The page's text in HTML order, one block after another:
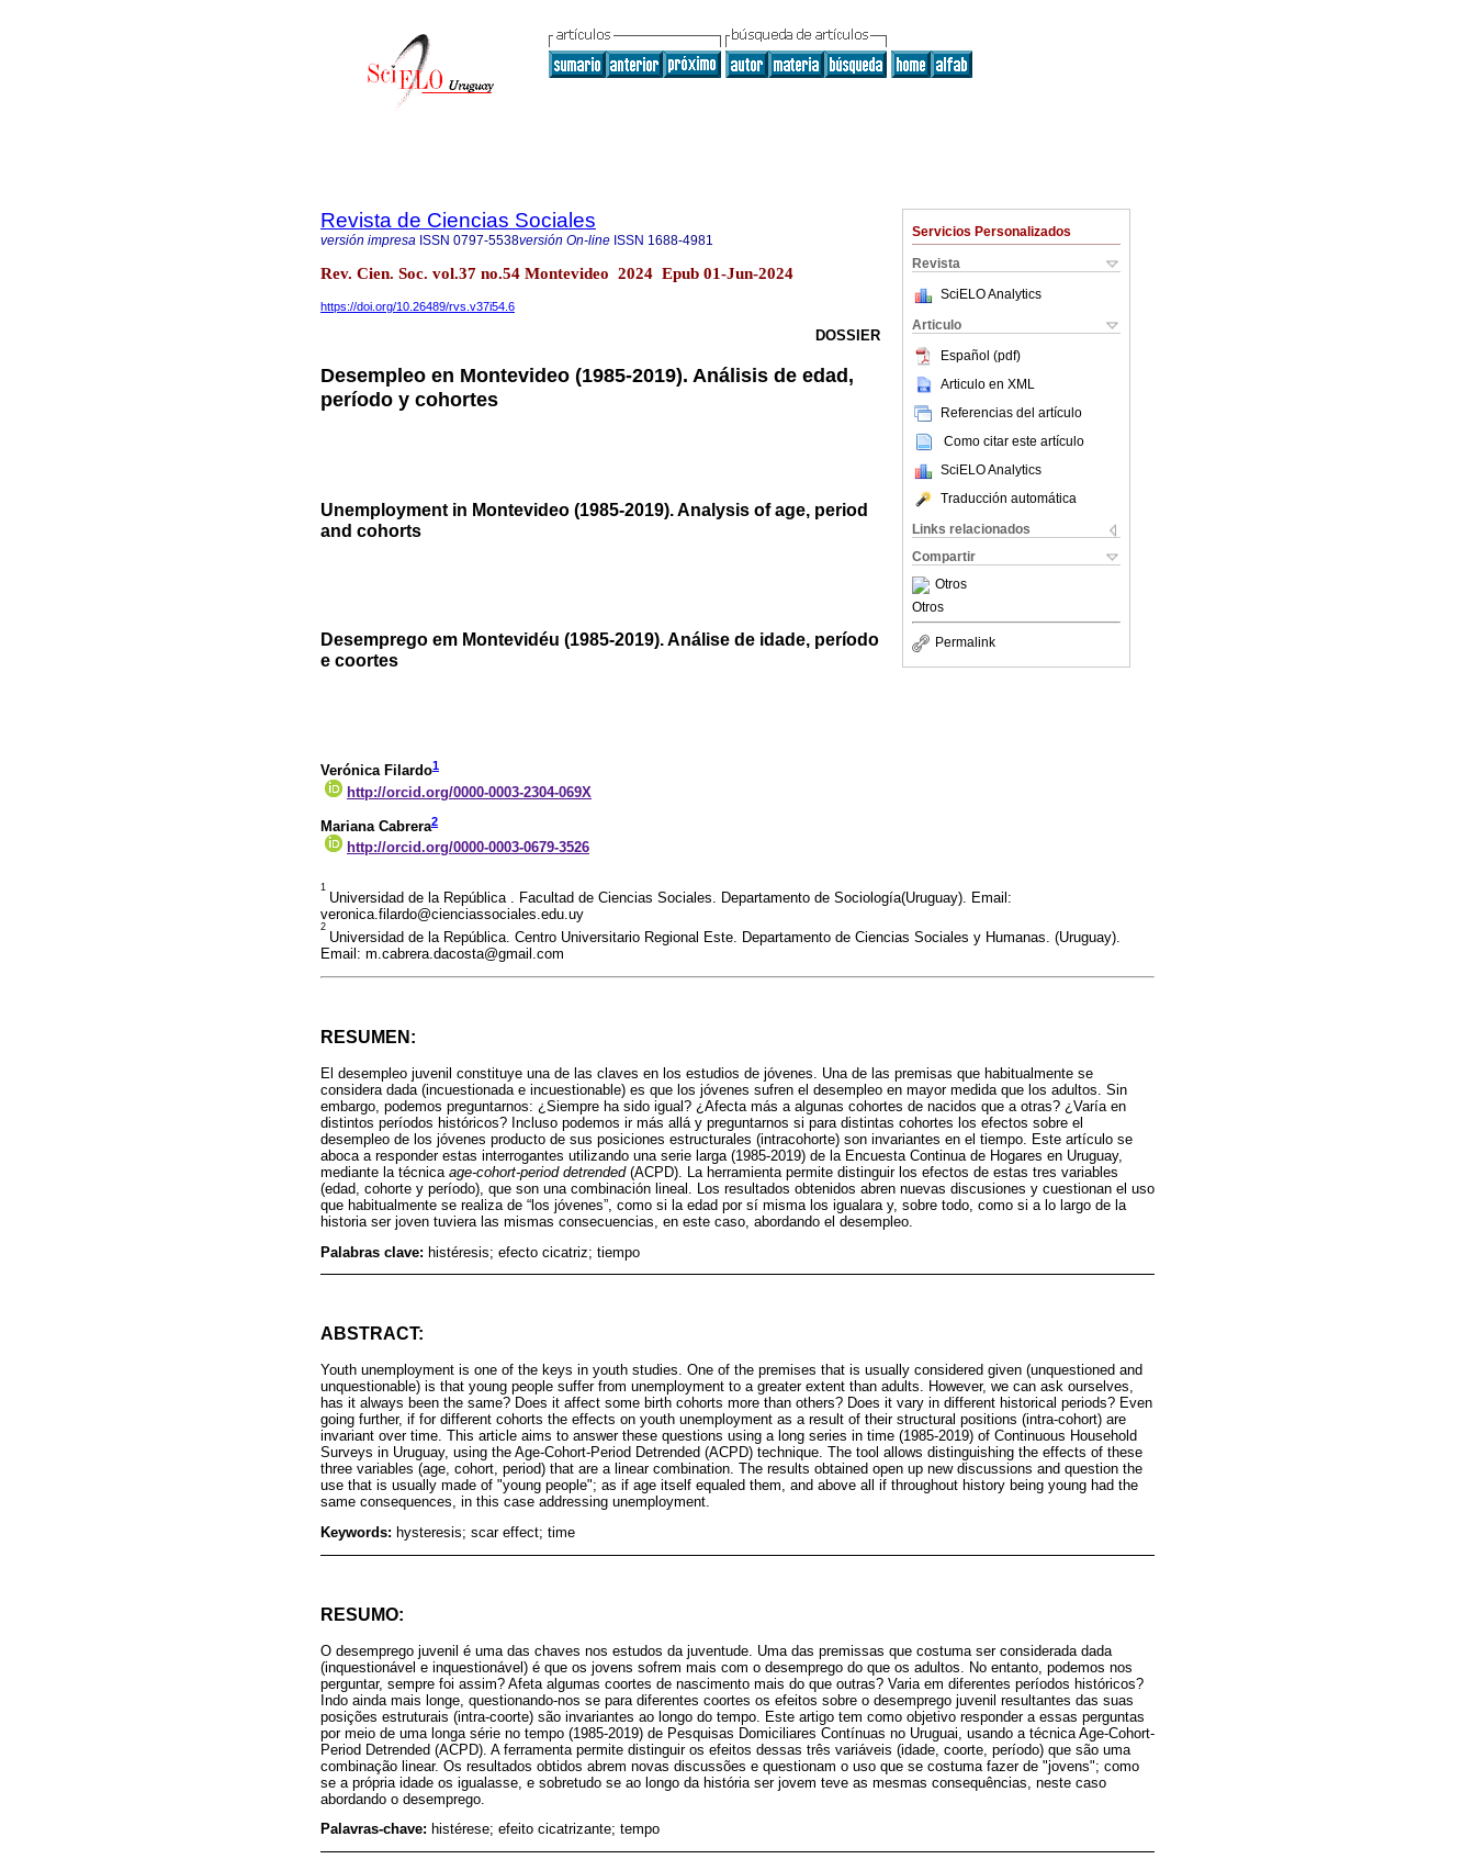
Servicios Personalizados
Revista
SciELO Analytics
Articulo
Español (pdf)
Articulo en XML
Referencias del artículo
Como citar este artículo
SciELO Analytics
Traducción automática
Links relacionados
Compartir
Otros
Otros
Permalink
Revista de Ciencias Sociales
versión impresa ISSN 0797-5538versión On-line ISSN 1688-4981
Rev. Cien. Soc. vol.37 no.54 Montevideo 2024 Epub 01-Jun-2024
https://doi.org/10.26489/rvs.v37i54.6
DOSSIER
Desempleo en Montevideo (1985-2019). Análisis de edad,
período y cohortes
Unemployment in Montevideo (1985-2019). Analysis of age, period
and cohorts
Desemprego em Montevidéu (1985-2019). Análise de idade, período
e coortes
Verónica Filardo1
http://orcid.org/0000-0003-2304-069X
Mariana Cabrera2
http://orcid.org/0000-0003-0679-3526
1
Universidad de la República . Facultad de Ciencias Sociales. Departamento de Sociología(Uruguay). Email:
veronica.filardo@cienciassociales.edu.uy
2
Universidad de la República. Centro Universitario Regional Este. Departamento de Ciencias Sociales y Humanas. (Uruguay).
Email: m.cabrera.dacosta@gmail.com
RESUMEN:
El desempleo juvenil constituye una de las claves en los estudios de jóvenes. Una de las premisas que habitualmente se
considera dada (incuestionada e incuestionable) es que los jóvenes sufren el desempleo en mayor medida que los adultos. Sin
embargo, podemos preguntarnos: ¿Siempre ha sido igual? ¿Afecta más a algunas cohortes de nacidos que a otras? ¿Varía en
distintos períodos históricos? Incluso podemos ir más allá y preguntarnos si para distintas cohortes los efectos sobre el
desempleo de los jóvenes producto de sus posiciones estructurales (intracohorte) son invariantes en el tiempo. Este artículo se
aboca a responder estas interrogantes utilizando una serie larga (1985-2019) de la Encuesta Continua de Hogares en Uruguay,
mediante la técnica age-cohort-period detrended(ACPD). La herramienta permite distinguir los efectos de estas tres variables
(edad, cohorte y período), que son una combinación lineal. Los resultados obtenidos abren nuevas discusiones y cuestionan el uso
que habitualmente se realiza de “los jóvenes”, como si la edad por sí misma los igualara y, sobre todo, como si a lo largo de la
historia ser joven tuviera las mismas consecuencias, en este caso, abordando el desempleo.
Palabras clave: histéresis; efecto cicatriz; tiempo
ABSTRACT:
Youth unemployment is one of the keys in youth studies. One of the premises that is usually considered given (unquestioned and
unquestionable) is that young people suffer from unemployment to a greater extent than adults. However, we can ask ourselves,
has it always been the same? Does it affect some birth cohorts more than others? Does it vary in different historical periods? Even
going further, if for different cohorts the effects on youth unemployment as a result of their structural positions (intra-cohort) are
invariant over time. This article aims to answer these questions using a long series in time (1985-2019) of Continuous Household
Surveys in Uruguay, using the Age-Cohort-Period Detrended (ACPD) technique. The tool allows distinguishing the effects of these
three variables (age, cohort, period) that are a linear combination. The results obtained open up new discussions and question the
use that is usually made of "young people"; as if age itself equaled them, and above all if throughout history being young had the
same consequences, in this case addressing unemployment.
Keywords: hysteresis; scar effect; time
RESUMO:
O desemprego juvenil é uma das chaves nos estudos da juventude. Uma das premissas que costuma ser considerada dada
(inquestionável e inquestionável) é que os jovens sofrem mais com o desemprego do que os adultos. No entanto, podemos nos
perguntar, sempre foi assim? Afeta algumas coortes de nascimento mais do que outras? Varia em diferentes períodos históricos?
Indo ainda mais longe, questionando-nos se para diferentes coortes os efeitos sobre o desemprego juvenil resultantes das suas
posições estruturais (intra-coorte) são invariantes ao longo do tempo. Este artigo tem como objetivo responder a essas perguntas
por meio de uma longa série no tempo (1985-2019) de Pesquisas Domiciliares Contínuas no Uruguai, usando a técnica Age-Cohort-
Period Detrended (ACPD). A ferramenta permite distinguir os efeitos dessas três variáveis (idade, coorte, período) que são uma
combinação linear. Os resultados obtidos abrem novas discussões e questionam o uso que se costuma fazer de "jovens"; como
se a própria idade os igualasse, e sobretudo se ao longo da história ser jovem teve as mesmas consequências, neste caso
abordando o desemprego.
Palavras-chave: histérese; efeito cicatrizante; tempo